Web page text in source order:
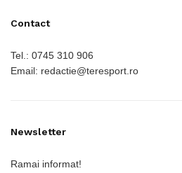
Contact
Tel.: 0745 310 906
Email: redactie@teresport.ro
Newsletter
Ramai informat!